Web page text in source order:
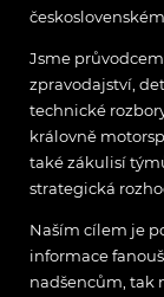
Jsme
zpravodajství,
technické
královně
také zákulisí
strategická
Naším cílem je
informace
nadšencům, tak